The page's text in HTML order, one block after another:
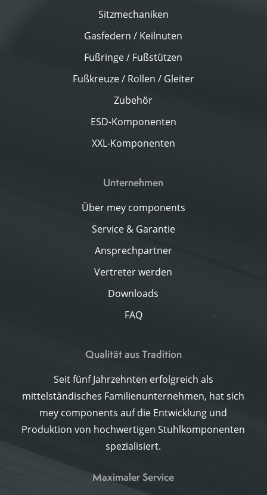
Sitzmechaniken
Gasfedern / Keilnuten
Fußringe / Fußstützen
Fußkreuze / Rollen / Gleiter
Zubehör
ESD-Komponenten
XXL-Komponenten
Unternehmen
Über mey components
Service & Garantie
Ansprechpartner
Vertreter werden
Downloads
FAQ
Qualität aus Tradition
Seit fünf Jahrzehnten erfolgreich als
mittelständisches Familienunternehmen, hat sich
mey components auf die Entwicklung und
Produktion von hochwertigen Stuhlkomponenten
spezialisiert.
Maximaler Service